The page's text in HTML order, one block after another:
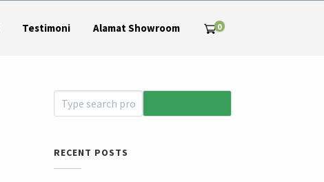
Testimoni Alamat Showroom 0
RECENT POSTS